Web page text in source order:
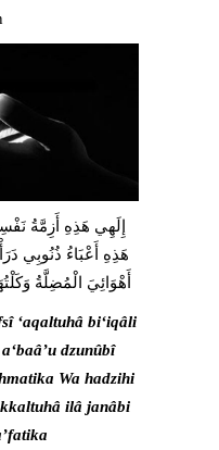
هَذِهِ أَعْبَاءُ ذُنُوبِي
أَهْوَائِيَ الْمُضِلَّةُ
‘aqaltuhâ bi‘iqâli
dzunûbî
Wa hadzihi
ilâ janâbi